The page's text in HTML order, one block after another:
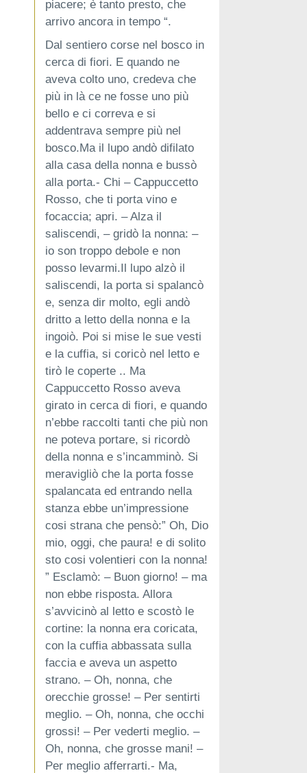
piacere; è tanto presto, che
arrivo ancora in tempo “.
Dal sentiero corse nel bosco in
cerca di fiori. E quando ne
aveva colto uno, credeva che
più in là ce ne fosse uno più
bello e ci correva e si
addentrava sempre più nel
bosco.Ma il lupo andò difilato
alla casa della nonna e bussò
alla porta.- Chi – Cappuccetto
Rosso, che ti porta vino e
focaccia; apri. – Alza il
saliscendi, – gridò la nonna: –
io son troppo debole e non
posso levarmi.Il lupo alzò il
saliscendi, la porta si spalancò
e, senza dir molto, egli andò
dritto a letto della nonna e la
ingoiò. Poi si mise le sue vesti
e la cuffia, si coricò nel letto e
tirò le coperte .. Ma
Cappuccetto Rosso aveva
girato in cerca di fiori, e quando
n’ebbe raccolti tanti che più non
ne poteva portare, si ricordò
della nonna e s’incamminò. Si
meravigliò che la porta fosse
spalancata ed entrando nella
stanza ebbe un’impressione
cosi strana che pensò:” Oh, Dio
mio, oggi, che paura! e di solito
sto cosi volentieri con la nonna!
” Esclamò: – Buon giorno! – ma
non ebbe risposta. Allora
s’avvicinò al letto e scostò le
cortine: la nonna era coricata,
con la cuffia abbassata sulla
faccia e aveva un aspetto
strano. – Oh, nonna, che
orecchie grosse! – Per sentirti
meglio. – Oh, nonna, che occhi
grossi! – Per vederti meglio. –
Oh, nonna, che grosse mani! –
Per meglio afferrarti.- Ma,